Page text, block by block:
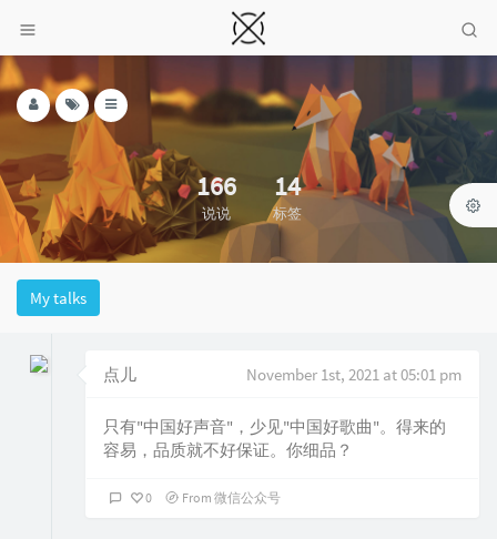
166
说说
14
标签
My talks
点儿 November 1st, 2021 at 05:01 pm
只有"中国好声音"，少见"中国好歌曲"。得来的
容易，品质就不好保证。你细品？
0 From 微信公众号